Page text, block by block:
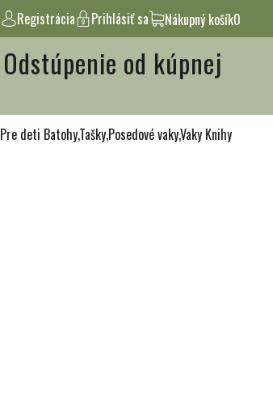
Registrácia Prihlásiť sa Nákupný košík0
Odstúpenie od kúpnej
Pre deti Batohy,Tašky,Posedové vaky,Vaky Knihy